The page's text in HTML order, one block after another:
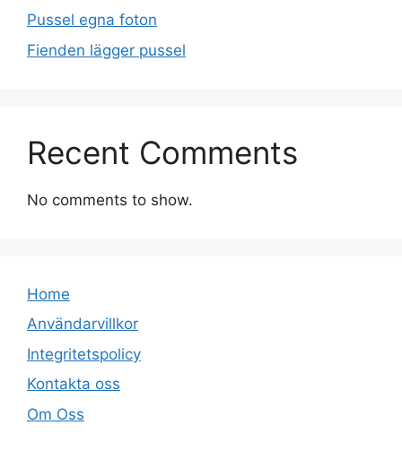
Pussel egna foton
Fienden lägger pussel
Recent Comments
No comments to show.
Home
Användarvillkor
Integritetspolicy
Kontakta oss
Om Oss